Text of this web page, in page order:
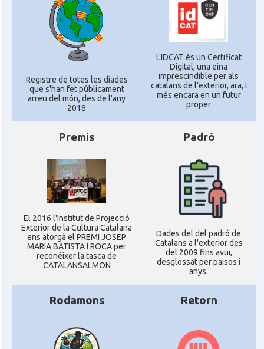
Registre de totes les diades
que s'han fet públicament
arreu del món, des de l'any
2018
L'IDCAT és un Certificat
Digital, una eina
imprescindible per als
catalans de l'exterior, ara, i
més encara en un futur
proper
Premis
El 2016 l'Institut de Projecció
Exterior de la Cultura Catalana
ens atorgà el PREMI JOSEP
MARIA BATISTA I ROCA per
reconéixer la tasca de
CATALANSALMON
Padró
Dades del del padró de
Catalans a l'exterior des
del 2009 fins avui,
desglossat per paisos i
anys.
Rodamons Retorn